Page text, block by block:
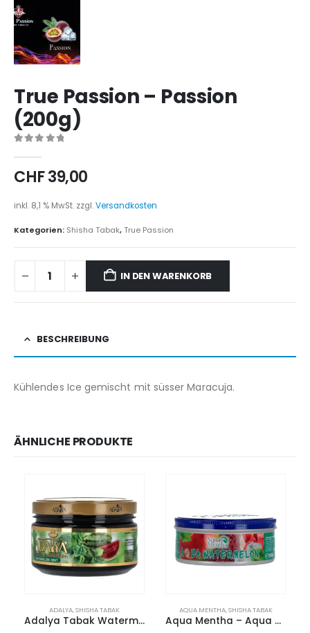
True Passion – Passion
(200g)
CHF39,00
inkl. 8,1 % MwSt. zzgl.Versandkosten
Kategorien: Shisha Tabak,True Passion
IN DEN WARENKORB
BESCHREIBUNG
Kühlendes Ice gemischt mit süsser Maracuja.
ÄHNLICHE PRODUKTE
ADALYA,SHISHA TABAK
Adalya Tabak Watermelon Mint 200g
AQUA MENTHA,SHISHA TABAK
Aqua Mentha – Aqua Watermelon 200g